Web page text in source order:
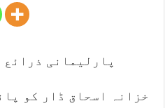
پارلیمانی
خزانہ اسحاق ڈار کو